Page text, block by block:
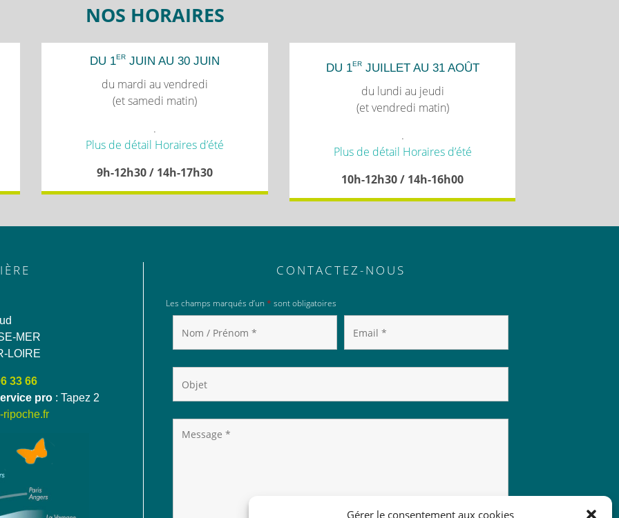
Gérer le consentement aux cookies
NOS HORAIRES
DU 1ERJUIN AU 30 JUIN
du mardi au vendredi
(et samedi matin)
.
Plus de détail Horaires d’été
9h-12h30 / 14h-17h30
DU 1ERJUILLET AU 31 AOÛT
du lundi au jeudi
(et vendredi matin)
.
Plus de détail Horaires d’été
10h-12h30 / 14h-16h00
MER
LOIRE
33 66
pro : Tapez 2
ripoche.fr
CONTACTEZ-NOUS
Les champs marqués d’un * sont obligatoires